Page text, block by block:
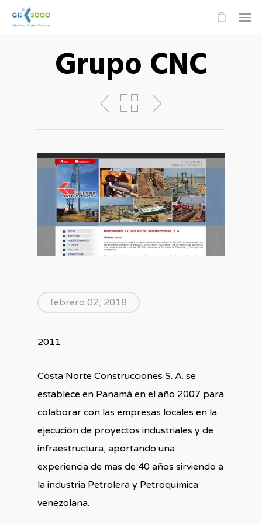
Grupo CNC
febrero 02, 2018
2011
Costa Norte Construcciones S. A. se
establece en Panamá en el año 2007 para
colaborar con las empresas locales en la
ejecución de proyectos industriales y de
infraestructura, aportando una
experiencia de mas de 40 años sirviendo a
la industria Petrolera y Petroquímica
venezolana.